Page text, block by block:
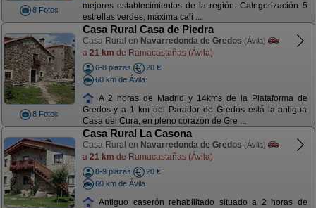
8 Fotos
mejores establecimientos de la región. Categorización 5
estrellas verdes, máxima cali ...
8 Fotos
Casa Rural Casa de Piedra
Casa Rural en Navarredonda de Gredos (Ávila)
a 21 km de Ramacastañas (Ávila)
6-8 plazas
20 €
60 km de Ávila
A 2 horas de Madrid y 14kms de la Plataforma de
Gredos y a 1 km del Parador de Gredos está la antigua
Casa del Cura, en pleno corazón de Gre ...
Casa Rural La Casona
Casa Rural en Navarredonda de Gredos (Ávila)
a 21 km de Ramacastañas (Ávila)
8-9 plazas
20 €
60 km de Ávila
Antiguo caserón rehabilitado situado a 2 horas de